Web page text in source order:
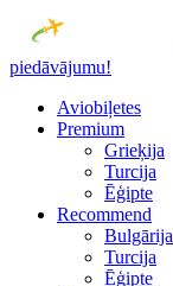
piedāvājumu!
Aviobiļetes
Premium
Grieķija
Turcija
Ēģipte
Recommend
Bulgārija
Turcija
Ēģipte